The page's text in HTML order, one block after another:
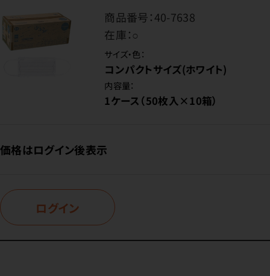
商品番号：40-7638
在庫：○
サイズ・色：
コンパクトサイズ(ホワイト)
内容量：
1ケース（50枚入×10箱）
価格はログイン後表示
ログイン